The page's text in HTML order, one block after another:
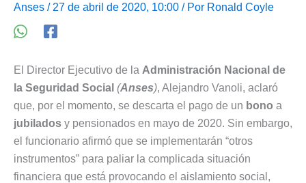
Anses / 27 de abril de 2020, 10:00 / Por Ronald Coyle
El Director Ejecutivo de la Administración Nacional de
la Seguridad Social (Anses), Alejandro Vanoli, aclaró
que, por el momento, se descarta el pago de un bono a
jubilados y pensionados en mayo de 2020. Sin embargo,
el funcionario afirmó que se implementarán “otros
instrumentos” para paliar la complicada situación
financiera que está provocando el aislamiento social,